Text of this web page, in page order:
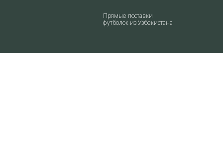
Прямые поставки
футболок из Узбекистана